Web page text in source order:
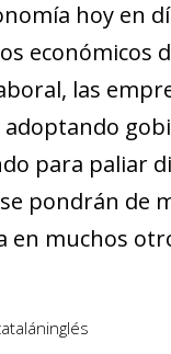
hoy en
económicos
las
para paliar
pondrán de
en muchos
inglés